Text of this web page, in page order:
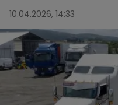
10.04.2026, 14:33